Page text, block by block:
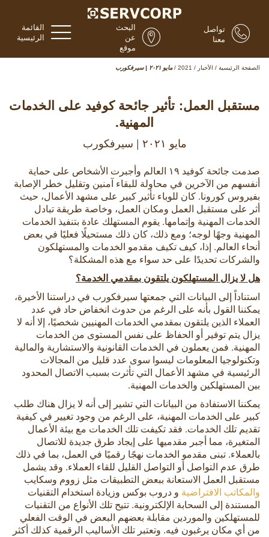
القائمة
الرئيسية
البحث
عن
موقع
تواصل
معنا
الصفحة الرئيسية / الأخبار /
2021
/ مايو ٢٠٢١ | سيرفكورب
مستقبل العمل: تأثير جائحة كوفيد على الخدمات
المهنية.
مايو ٢٠٢١ | سيرفكورب
صدمت جائحة كوفيد ١٩ العالم وأجبرت الأشخاص على حماية
أنفسهم من الآخرين في محاولة للبقاء آمنين وتقليل خطر الإصابة
بفيروس كورونا. كان للوباء تأثير كبير على مشهد الأعمال، حيث
أثر على مستقبل العمل ومكان العمل، وخاصة طريقة تبادل
الخدمات المهنية وإتمامها. يقوم المستهلك عادة بتنفيذ الخدمات
المهنية وجهًا لوجه؛ ومع ذلك، كان ذلك مستحيلًا فعليًا في بعض
أنحاء العالم. إذا، كيف تكيف مقدمو الخدمات والمستهلكون
والشركات تحديدًا على حد سواء مع هذه المشكلة؟
هل لا يزال المستهلكون يلتقون بمقدمي الخدمة؟
استناداً إلى البيانات التي جمعتها سيرفكورب في دراستنا الأخيرة،
يمكننا القول بأنه على الرغم من حدوث انخفاض حاد في عدد
العملاء الذين يلتقون بمقدمي الخدمات المهنيين شخصيًا، إلا أنه لا
يزال يتم توفير أو الحفاظ على نفس المستوى من الخدمات
المهنية. فمن يعملون في الخدمات القانونية والاستشارية والمالية
وتكنولوجيا المعلومات ليسوا سوى عدد قليل من المجالات
الرئيسية في مشهد الأعمال التي تأثرت بسبب الاتصال المحدود
بين المستهلكين والخدمات المهنية.
يمكننا الاستفادة من البيانات التي تشير إلى أنه لا يزال هناك طلب
كبير على الخدمات المهنية، على الرغم من وجود تغيير في كيفية
تقديم تلك الخدمات. فقد تكيفت تلك الخدمات مع بيئة الأعمال
المتغيرة، مما أجبر مقدميها على إيجاد طرق جديدة للاتصال
بالعملاء. تبنى مقدمو الخدمات نهجًا رقميًا في العمل، بما في ذلك
طرق عدم التواصل أو التواصل القليل للقاء العملاء. وقد يشمل
مستقبل العمل الاستعانة ببعض التطبيقات مثل زووم وسكايب
والمكاتب الافتراضية و دروب بوكس وزيادة استخدام التقنيات
المستندة إلى السحابة الإلكترونية. تتيح تلك الأنواع من التقنيات
للمستهلكين والموردين مقابلة بعضهم البعض في الوقت الفعلي
من أي مكان يرغبون فيه. وتعتبر تلك الأساليب الرقمية كذلك أكثر